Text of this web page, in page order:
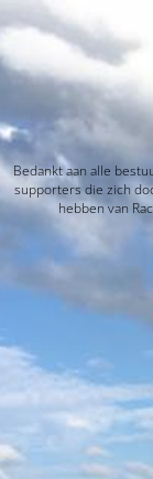
Bedankt aan alle
supporters die zich
hebben van